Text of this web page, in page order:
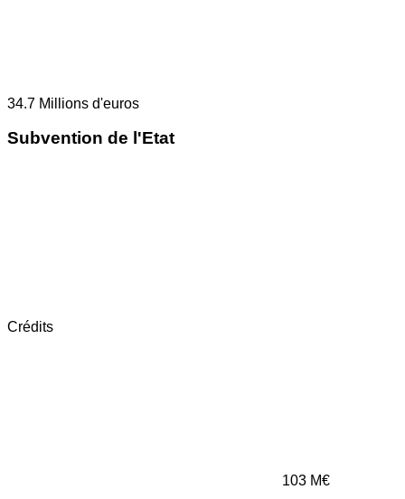
34.7 Millions d'euros
Subvention de l'Etat
Crédits
103 M€